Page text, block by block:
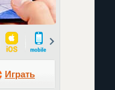
Играть